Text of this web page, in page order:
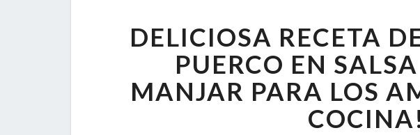
RECETA
DE
DE
PUERCO
EN
DELICIOSA RECETA
PUERCO EN
MANJAR PARA LOS
COCINA!